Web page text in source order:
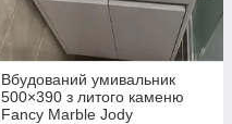
Вбудований умивальник
500×390 з литого каменю
Fancy Marble Jody